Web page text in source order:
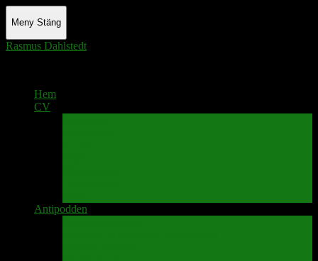
Meny Stäng
Rasmus Dahlstedt
Hem
CV
Antipodden